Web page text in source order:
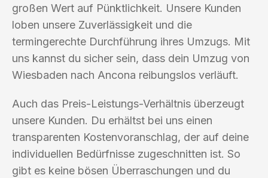
großen Wert auf Pünktlichkeit. Unsere Kunden
loben unsere Zuverlässigkeit und die
termingerechte Durchführung ihres Umzugs. Mit
uns kannst du sicher sein, dass dein Umzug von
Wiesbaden nach Ancona reibungslos verläuft.
Auch das Preis-Leistungs-Verhältnis überzeugt
unsere Kunden. Du erhältst bei uns einen
transparenten Kostenvoranschlag, der auf deine
individuellen Bedürfnisse zugeschnitten ist. So
gibt es keine bösen Überraschungen und du